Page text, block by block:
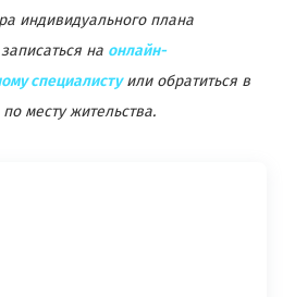
индивидуального плана
на онлайн-
специалистуили обратиться в
месту жительства.